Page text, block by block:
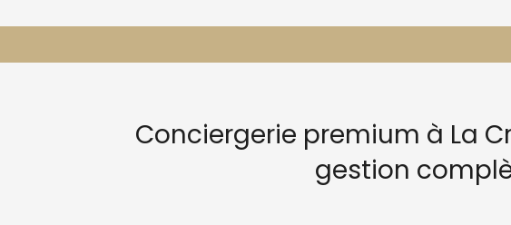
Conciergerie premium à La
gestion